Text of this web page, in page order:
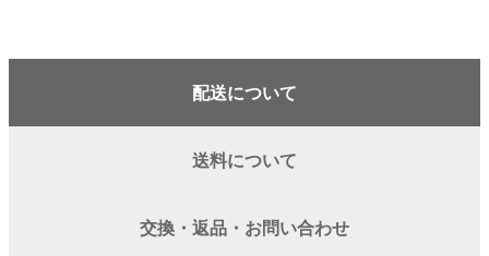
配送について
送料について
交換・返品・お問い合わせ